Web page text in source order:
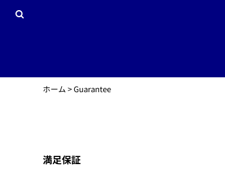
ホーム >Guarantee
満足保証
ホーム
お問い合わせ
Currency:¥JPY
サッカーデモサイト
プライバシーポリシーとクッキーについて
スクリーンプリント加工インフォメーション